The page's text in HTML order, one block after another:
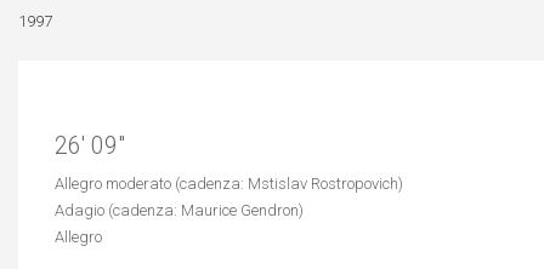
1997
26′ 09″
Allegro moderato (cadenza: Mstislav Rostropovich)
Adagio (cadenza: Maurice Gendron)
Allegro